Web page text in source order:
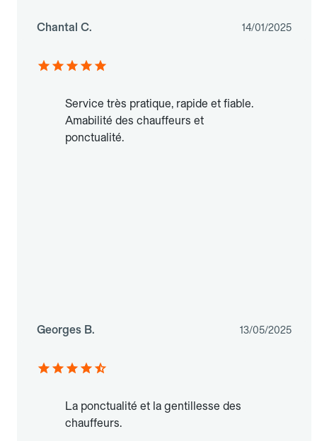
Chantal C. 14/01/2025
Service très pratique, rapide et fiable.
Amabilité des chauffeurs et
ponctualité.
Georges B. 13/05/2025
La ponctualité et la gentillesse des
chauffeurs.